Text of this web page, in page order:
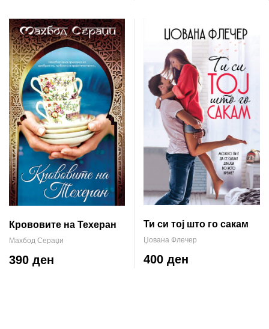
Крововите на Техеран
Махбод Сераџи
390 ден
Ти си тој што го сакам
Џована Флечер
400 ден